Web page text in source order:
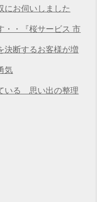
にお伺いしました
・・『桜サービス 市
決断するお客様が増
気
いる 思い出の整理